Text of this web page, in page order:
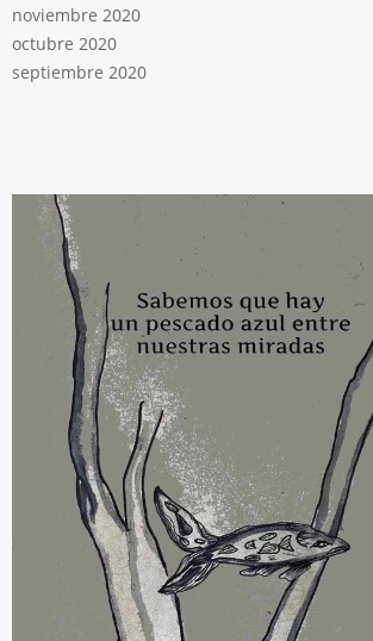
noviembre 2020
octubre 2020
septiembre 2020